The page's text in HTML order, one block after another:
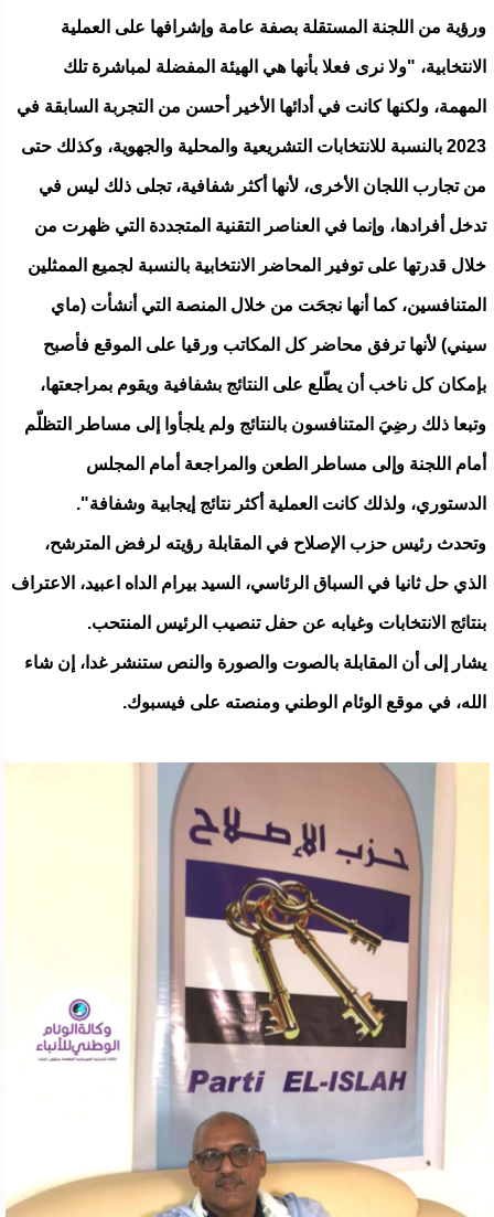
ورؤية من اللجنة المستقلة بصفة عامة وإشرافها على العملية
الانتخابية، "ولا نرى فعلا بأنها هي الهيئة المفضلة لمباشرة تلك
المهمة، ولكنها كانت في أدائها الأخير أحسن من التجربة السابقة في
2023 بالنسبة للانتخابات التشريعية والمحلية والجهوية، وكذلك حتى
من تجارب اللجان الأخرى، لأنها أكثر شفافية، تجلى ذلك ليس في
تدخل أفرادها، وإنما في العناصر التقنية المتجددة التي ظهرت من
خلال قدرتها على توفير المحاضر الانتخابية بالنسبة لجميع الممثلين
المتنافسين، كما أنها نجحَت من خلال المنصة التي أنشأت (ماي
سيني) لأنها ترفق محاضر كل المكاتب ورقيا على الموقع فأصبح
بإمكان كل ناخب أن يطّلع على النتائج بشفافية ويقوم بمراجعتها،
وتبعا ذلك رضِيَ المتنافسون بالنتائج ولم يلجأوا إلى مساطر التظلّم
أمام اللجنة وإلى مساطر الطعن والمراجعة أمام المجلس
الدستوري، ولذلك كانت العملية أكثر نتائج إيجابية وشفافة".
وتحدث رئيس حزب الإصلاح في المقابلة رؤيته لرفض المترشح،
الذي حل ثانيا في السباق الرئاسي، السيد بيرام الداه اعبيد، الاعتراف
بنتائج الانتخابات وغيابه عن حفل تنصيب الرئيس المنتحب.
يشار إلى أن المقابلة بالصوت والصورة والنص ستنشر غدا، إن شاء
الله، في موقع الوئام الوطني ومنصته على فيسبوك.